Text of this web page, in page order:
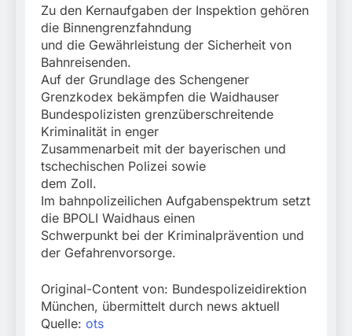
Zu den Kernaufgaben der Inspektion gehören
die Binnengrenzfahndung
und die Gewährleistung der Sicherheit von
Bahnreisenden.
Auf der Grundlage des Schengener
Grenzkodex bekämpfen die Waidhauser
Bundespolizisten grenzüberschreitende
Kriminalität in enger
Zusammenarbeit mit der bayerischen und
tschechischen Polizei sowie
dem Zoll.
Im bahnpolizeilichen Aufgabenspektrum setzt
die BPOLI Waidhaus einen
Schwerpunkt bei der Kriminalprävention und
der Gefahrenvorsorge.
Original-Content von: Bundespolizeidirektion
München, übermittelt durch news aktuell
Quelle: ots